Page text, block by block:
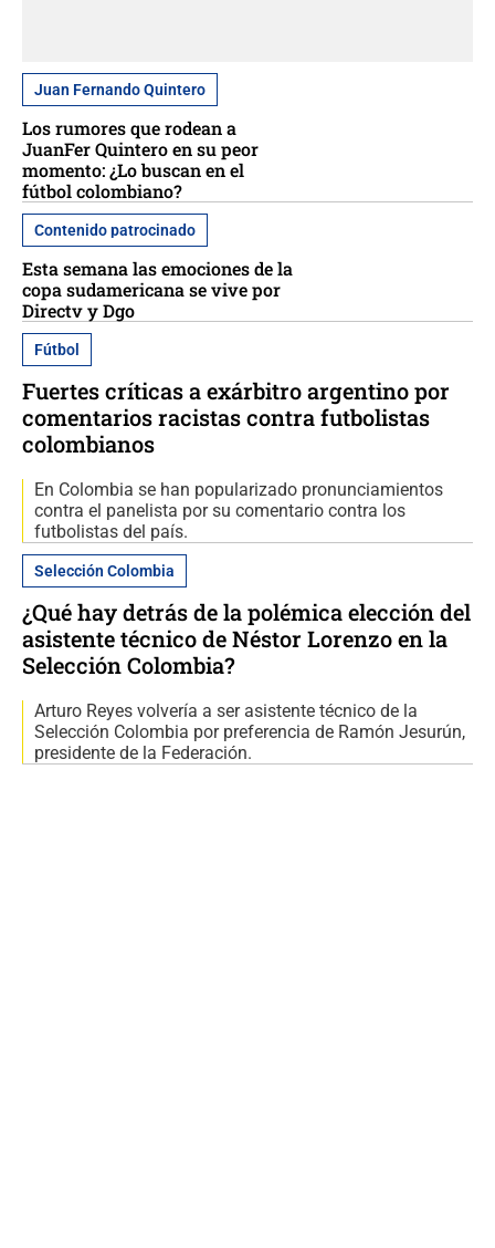
Juan Fernando Quintero
Los rumores que rodean a
JuanFer Quintero en su peor
momento: ¿Lo buscan en el
fútbol colombiano?
Contenido patrocinado
Esta semana las emociones de la
copa sudamericana se vive por
Directv y Dgo
Fútbol
Fuertes críticas a exárbitro argentino por
comentarios racistas contra futbolistas
colombianos
En Colombia se han popularizado pronunciamientos
contra el panelista por su comentario contra los
futbolistas del país.
Selección Colombia
¿Qué hay detrás de la polémica elección del
asistente técnico de Néstor Lorenzo en la
Selección Colombia?
Arturo Reyes volvería a ser asistente técnico de la
Selección Colombia por preferencia de Ramón Jesurún,
presidente de la Federación.